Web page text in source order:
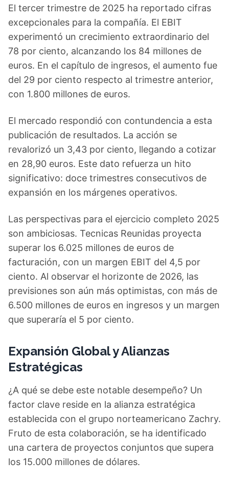
El tercer trimestre de 2025 ha reportado cifras
excepcionales para la compañía. El EBIT
experimentó un crecimiento extraordinario del
78 por ciento, alcanzando los 84 millones de
euros. En el capítulo de ingresos, el aumento fue
del 29 por ciento respecto al trimestre anterior,
con 1.800 millones de euros.
El mercado respondió con contundencia a esta
publicación de resultados. La acción se
revalorizó un 3,43 por ciento, llegando a cotizar
en 28,90 euros. Este dato refuerza un hito
significativo: doce trimestres consecutivos de
expansión en los márgenes operativos.
Las perspectivas para el ejercicio completo 2025
son ambiciosas. Tecnicas Reunidas proyecta
superar los 6.025 millones de euros de
facturación, con un margen EBIT del 4,5 por
ciento. Al observar el horizonte de 2026, las
previsiones son aún más optimistas, con más de
6.500 millones de euros en ingresos y un margen
que superaría el 5 por ciento.
Expansión Global y Alianzas
Estratégicas
¿A qué se debe este notable desempeño? Un
factor clave reside en la alianza estratégica
establecida con el grupo norteamericano Zachry.
Fruto de esta colaboración, se ha identificado
una cartera de proyectos conjuntos que supera
los 15.000 millones de dólares.